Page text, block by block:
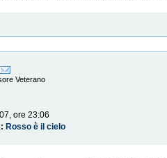
Veterano
ore 23:06
Rosso è il cielo